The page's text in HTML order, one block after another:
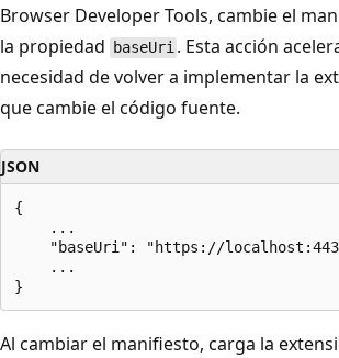
Browser Developer Tools, cambie el
la propiedad
baseUri . Esta acción
necesidad de volver a implementar la
que cambie el código fuente.
JSON
{
    ...
"baseUri": "https://
    ...
Al cambiar el manifiesto, carga la